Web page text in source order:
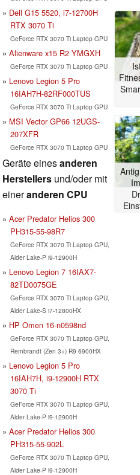
Dell G15 5520, i7-12700H
RTX 3070 Ti
GeForce RTX 3070 Ti Laptop GPU
Alienware x15 R2 YMGXH
GeForce RTX 3070 Ti Laptop GPU
Lenovo Legion 5 Pro
16IAH7H-82RF000TUS
GeForce RTX 3070 Ti Laptop GPU
MSI Vector GP66 12UGS-
207XFR
GeForce RTX 3070 Ti Laptop GPU
Geräte einesanderen
Herstellers und/oder mit
eineranderen CPU
Acer Predator Helios 300
PH315-55-98R7
GeForce RTX 3070 Ti Laptop GPU,
Alder Lake-P i9-12900H
Lenovo Legion 7 16IAX7-
82TD0075GE
GeForce RTX 3070 Ti Laptop GPU,
Alder Lake-S i7-12800HX
HP Omen 16-n0598nd
GeForce RTX 3070 Ti Laptop GPU,
Rembrandt (Zen 3+) R9 6900HX
Lenovo Legion 5 Pro
16IAH7H, i9-12900H RTX
3070 Ti
GeForce RTX 3070 Ti Laptop GPU,
Alder Lake-P i9-12900H
Acer Predator Helios 300
PH315-55-902L
GeForce RTX 3070 Ti Laptop GPU,
Alder Lake-P i9-12900H